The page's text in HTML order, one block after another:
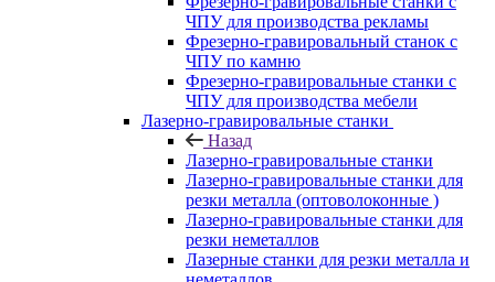
ЧПУ для производства рекламы
Фрезерно-гравировальный станок с
ЧПУ по камню
Фрезерно-гравировальные станки с
ЧПУ для производства мебели
Лазерно-гравировальные станки
Назад
Лазерно-гравировальные станки
Лазерно-гравировальные станки для
резки металла (оптоволоконные )
Лазерно-гравировальные станки для
резки неметаллов
Лазерные станки для резки металла и